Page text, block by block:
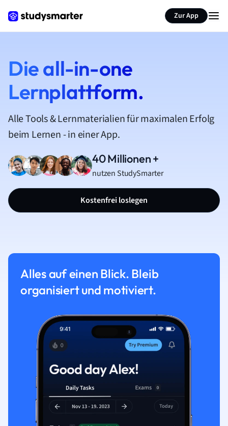
Zur App
Die all-in-one
Lernplattform.
Alle Tools & Lernmaterialien für maximalen Erfolg
beim Lernen - in einer App.
40 Millionen +
nutzen StudySmarter
Kostenfrei loslegen
Alles auf einen Blick. Bleib
organisiert und motiviert.